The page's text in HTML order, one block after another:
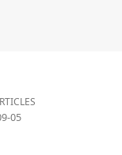
05